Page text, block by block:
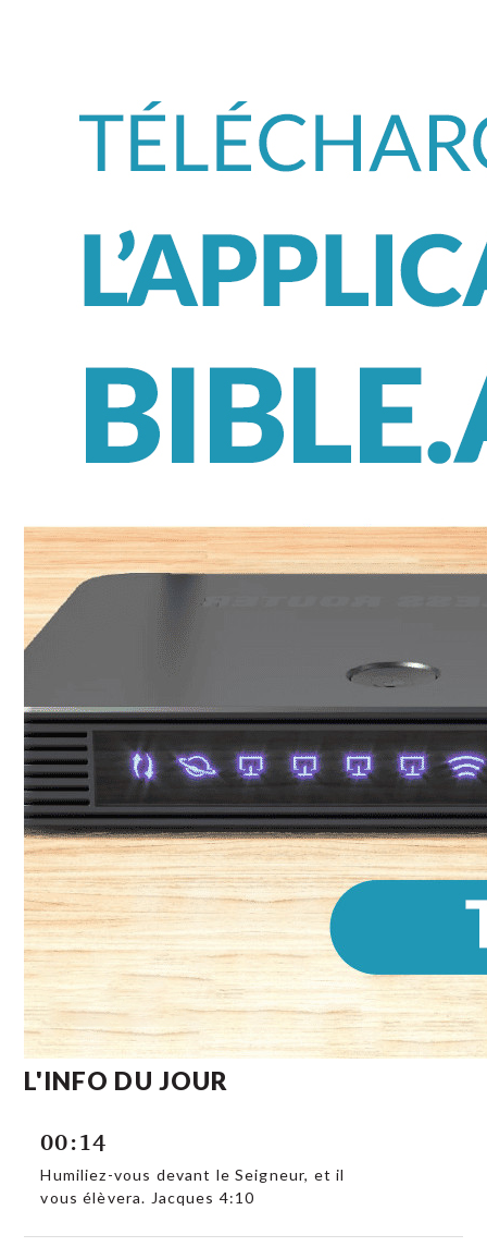
L'INFO DU JOUR
00:14
Humiliez-vous devant le Seigneur, et il
vous élèvera. Jacques 4:10